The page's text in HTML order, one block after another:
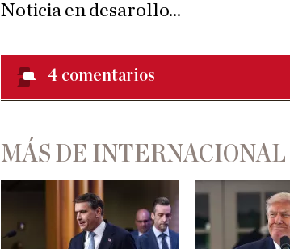
Noticia en desarollo...
4 comentarios
MÁS DE INTERNACIONAL